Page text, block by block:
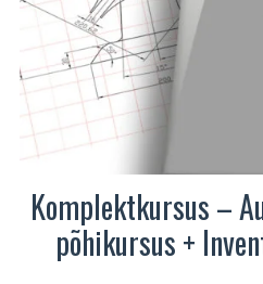
Komplektkursus –
põhikursus +